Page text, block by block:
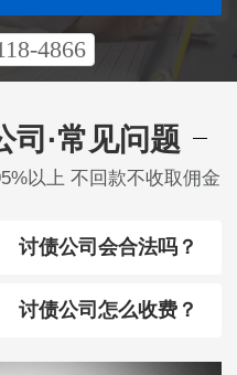
4866
司·常见问题
以上 不回款不收取佣金
讨债公司会合法吗？
讨债公司怎么收费？